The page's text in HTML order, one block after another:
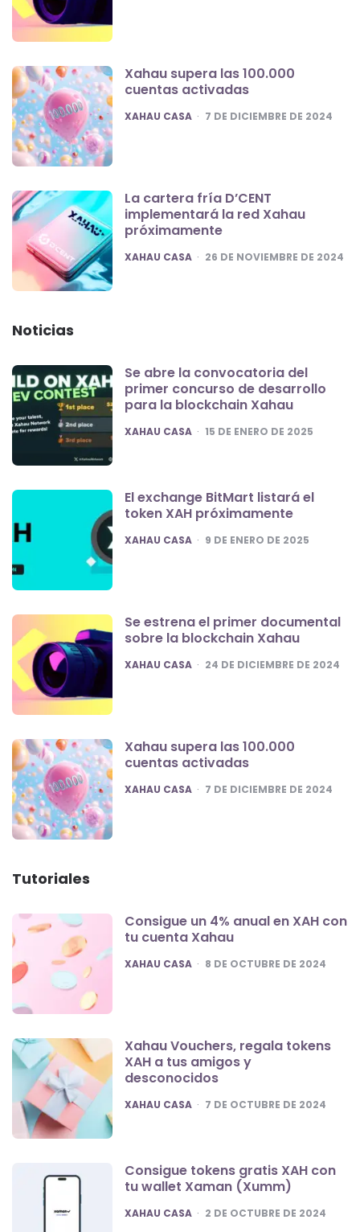
Xahau supera las 100.000
cuentas activadas
POSTED
XAHAU CASA 7 DE DICIEMBRE DE 2024
La cartera fría D’CENT
implementará la red Xahau
próximamente
POSTED
XAHAU CASA 26 DE NOVIEMBRE DE 2024
Noticias
Se abre la convocatoria del
primer concurso de desarrollo
para la blockchain Xahau
POSTED
XAHAU CASA 15 DE ENERO DE 2025
El exchange BitMart listará el
token XAH próximamente
POSTED
XAHAU CASA 9 DE ENERO DE 2025
Se estrena el primer documental
sobre la blockchain Xahau
POSTED
XAHAU CASA 24 DE DICIEMBRE DE 2024
Xahau supera las 100.000
cuentas activadas
POSTED
XAHAU CASA 7 DE DICIEMBRE DE 2024
Tutoriales
Consigue un 4% anual en XAH con
tu cuenta Xahau
POSTED
XAHAU CASA 8 DE OCTUBRE DE 2024
Xahau Vouchers, regala tokens
XAH a tus amigos y
desconocidos
POSTED
XAHAU CASA 7 DE OCTUBRE DE 2024
Consigue tokens gratis XAH con
tu wallet Xaman (Xumm)
POSTED
XAHAU CASA 2 DE OCTUBRE DE 2024